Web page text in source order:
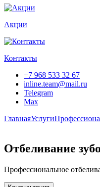
Акции
Контакты
+7 968 533 32 67
inline.team@mail.ru
Telegram
Max
ГлавнаяУслуги
Отбеливание
Профессиональное